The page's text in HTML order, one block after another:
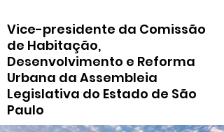
Vice-presidente da Comissão
de Habitação,
Desenvolvimento e Reforma
Urbana da Assembleia
Legislativa do Estado de São
Paulo